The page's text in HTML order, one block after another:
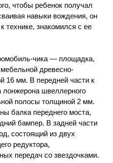
чтобы ребенок получал
навыки вождения, он
технике, знакомился с ее
чика — площадка,
древесно-
16 мм. В передней части к
швеллерного
полосы толщиной 2 мм.
балка переднего моста,
бампер. В задней части
состоящий из двух
редуктора,
передач со звездочками.